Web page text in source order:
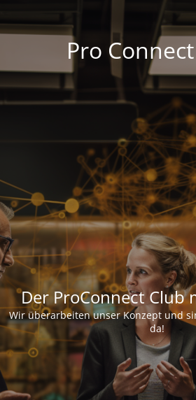
Pro
Der ProConnect Club
Wir überarbeiten unser Konzept und
da!